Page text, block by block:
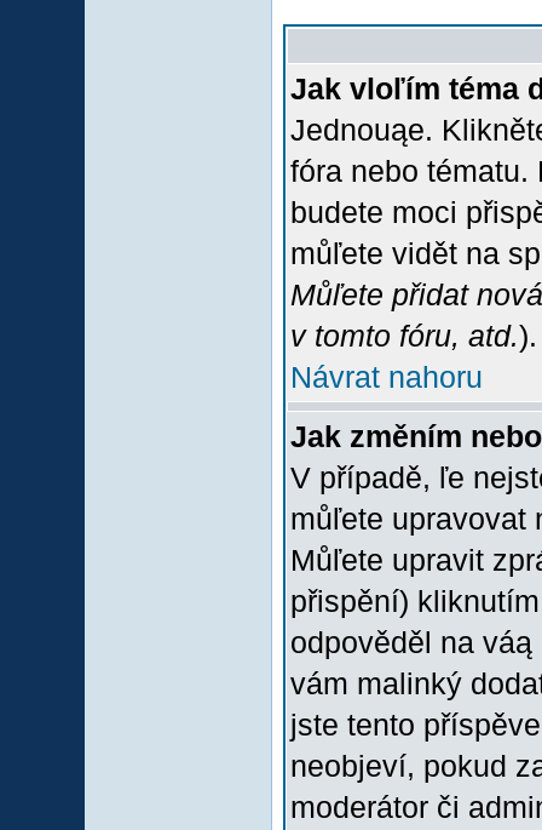
Jak vloľím téma
Jednouąe.
fóra nebo
budete moci
můľete vidět na
Můľete přidat
v tomto fóru, atd.).
Návrat nahoru
Jak změním
V případě, ľe
můľete upravovat
Můľete upravit
přispění)
odpověděl na
vám malinký
jste tento
neobjeví, pokud
moderátor či